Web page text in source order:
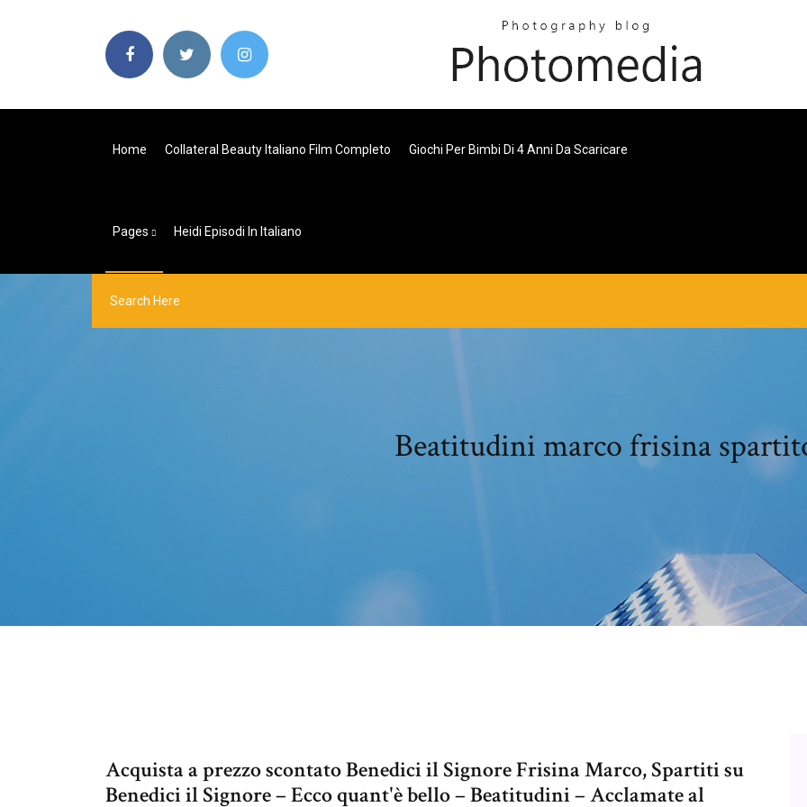
Home Collateral Beauty Italiano Film Completo Giochi Per Bimbi Di 4 Anni Da Scaricare
Pages Heidi Episodi In Italiano
Beatitudini marco frisina
Acquista a prezzo scontato Benedici il Signore Frisina Marco, Spartiti su
Benedici il Signore – Ecco quant'è bello – Beatitudini – Acclamate al